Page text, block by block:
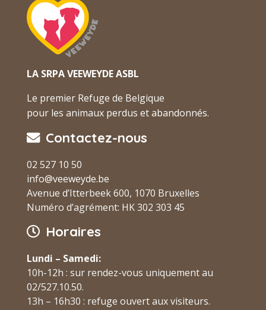
LA SRPA VEEWEYDE ASBL
Le premier Refuge de Belgique
pour les animaux perdus et abandonnés.
Contactez-nous
02 527 10 50
info@veeweyde.be
Avenue d’Itterbeek 600, 1070 Bruxelles
Numéro d’agrément: HK 302 303 45
Horaires
Lundi – Samedi:
10h-12h : sur rendez-vous uniquement au
02/527.10.50.
13h – 16h30 : refuge ouvert aux visiteurs.